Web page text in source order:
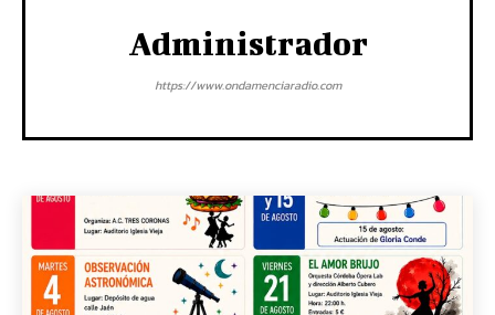
Administrador
https://www.ondamenciaradio.com